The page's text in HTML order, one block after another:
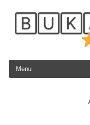
Skip to content